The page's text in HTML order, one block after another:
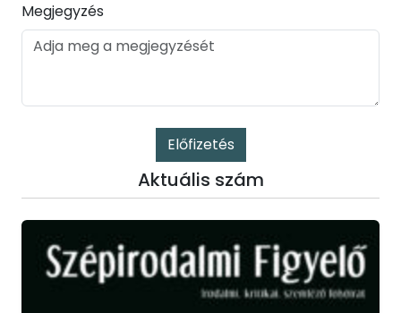
Megjegyzés
Előfizetés
Aktuális szám